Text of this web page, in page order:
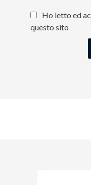
Ho letto ed
questo sito